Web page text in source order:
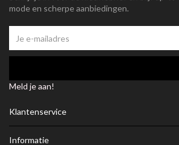
mode en scherpe aanbiedingen.
Meld je aan!
Klantenservice
Informatie